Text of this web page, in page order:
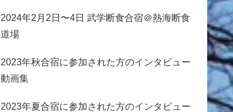
2024年2月2日〜4日 武学断食合宿＠熱海断食
道場
2023年秋合宿に参加された方のインタビュー
動画集
2023年夏合宿に参加された方のインタビュー